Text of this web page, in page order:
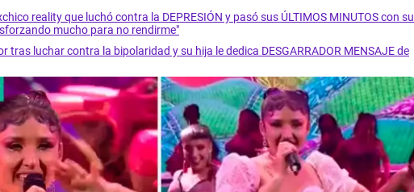
reality que luchó contra la DEPRESIÓN y pasó sus ÚLTIMOS MINUTOS con su
mucho para no rendirme"
tras luchar contra la bipolaridad y su hija le dedica DESGARRADOR MENSAJE de